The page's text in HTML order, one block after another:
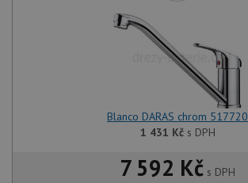
Blanco DARAS chrom 517720
1 431 Kčs DPH
7 592 Kč s DPH